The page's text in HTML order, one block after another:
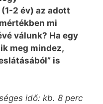
2 év) az adott
mi
válunk? Ha egy
meg mindez,
is
idő: kb. 8 perc